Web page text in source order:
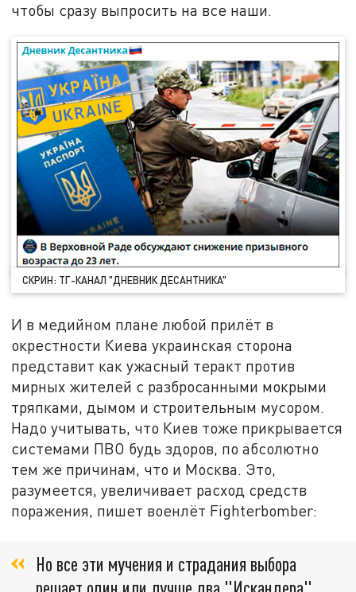
чтобы сразу выпросить на все наши.
СКРИН: ТГ-КАНАЛ "ДНЕВНИК ДЕСАНТНИКА"
И в медийном плане любой прилёт в
окрестности Киева украинская сторона
представит как ужасный теракт против
мирных жителей с разбросанными мокрыми
тряпками, дымом и строительным мусором.
Надо учитывать, что Киев тоже прикрывается
системами ПВО будь здоров, по абсолютно
тем же причинам, что и Москва. Это,
разумеется, увеличивает расход средств
поражения, пишет военлёт Fighterbomber:
Но все эти мучения и страдания выбора